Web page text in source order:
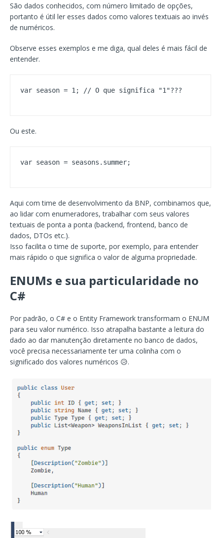
São dados conhecidos, com número limitado de opções,
portanto é útil ler esses dados como valores textuais ao invés
de numéricos.
Observe esses exemplos e me diga, qual deles é mais fácil de
entender.
var season = 1; // O que significa "1"???
Ou este.
var season = seasons.summer;
Aqui com time de desenvolvimento da BNP, combinamos que,
ao lidar com enumeradores, trabalhar com seus valores
textuais de ponta a ponta (backend, frontend, banco de
dados, DTOs etc.).
Isso facilita o time de suporte, por exemplo, para entender
mais rápido o que significa o valor de alguma propriedade.
ENUMs e sua particularidade no
C#
Por padrão, o C# e o Entity Framework transformam o ENUM
para seu valor numérico. Isso atrapalha bastante a leitura do
dado ao dar manutenção diretamente no banco de dados,
você precisa necessariamente ter uma colinha com o
significado dos valores numéricos 😥.